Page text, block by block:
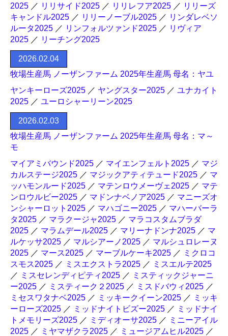
2025 ／ リリサイド2025 ／ リリレフア2025 ／ リリーズ
キャンドル2025 ／ リリーノーブル2025 ／ リンダレベソ
ルータ2025 ／ リンフォルツァンド2025 ／ リヴィア
2025 ／ リーチング2025
2026.02.04
牧場生産馬 ノーザンファーム 2025年生産馬 母名：ヤユ
ヤンキーローズ2025 ／ ヤングスター2025 ／ ユナカイト
2025 ／ ユーロシャーリーン2025
2026.02.03
牧場生産馬 ノーザンファーム 2025年生産馬 母名：マ～
モ
マイアミバウンド2025 ／ マイエンフェルト2025 ／ マジ
カルステージ2025 ／ マジックアティテュード2025 ／ マ
ッハモンルード2025 ／ マテンロウメーヴェ2025 ／ マテ
ンロウルビー2025 ／ マドンナベノア2025 ／ マニーズオ
ンシャーロット2025 ／ マハゴニー2025 ／ マハーバーラ
タ2025 ／ マラクージャ2025 ／ マラコスタムブラダ
2025 ／ マラムデール2025 ／ マリーナドンナ2025 ／ マ
ルケッサ2025 ／ マルシアーノ2025 ／ マルシュロレーヌ
2025 ／ マース2025 ／ マーブルケーキ2025 ／ ミクロコ
スモス2025 ／ ミスエクストラ2025 ／ ミスエルテ2025
／ ミスセレンディピティ2025 ／ ミスティックジャーニ
ー2025 ／ ミスティーク２2025 ／ ミスドバウィ2025 ／
ミセスワタナベ2025 ／ ミッキークイーン2025 ／ ミッキ
ーローズ2025 ／ ミッドナイトビズー2025 ／ ミッドナイ
トメモリーズ2025 ／ ミディオーサ2025 ／ ミニーアイル
2025 ／ ミヤマザクラ2025 ／ ミュージアムヒル2025 ／